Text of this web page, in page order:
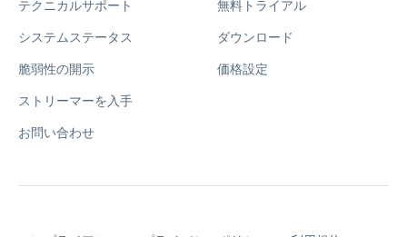
テクニカルサポート
システムステータス
脆弱性の開示
ストリーマーを入手
お問い合わせ
無料トライアル
ダウンロード
価格設定